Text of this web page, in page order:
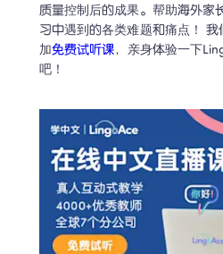
质量控制后的成果。帮助海外家
习中遇到的各类难题和痛点！
加免费试听课，亲身体验一下
吧！